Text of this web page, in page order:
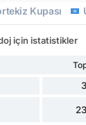
Kupası
için istatistikler